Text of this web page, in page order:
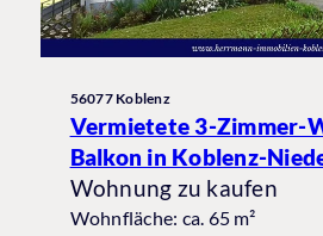
56077 Koblenz
Vermietete 3-Zimmer-
Balkon in Koblenz-
Wohnung zu kaufen
Wohnfläche: ca. 65 m²